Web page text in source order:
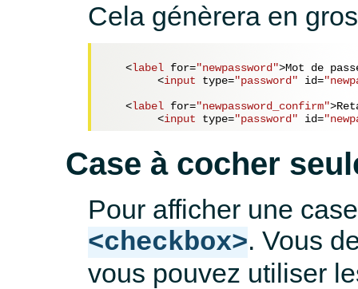
Cela génèrera en
<label for="newpassword">Mot de
<input type="password" id=
<label for="newpassword_confirm">
<input type="password" id=
Case à cocher
Pour afficher une
<checkbox>. Vous
vous pouvez utiliser